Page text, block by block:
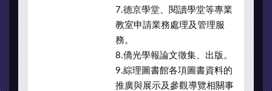
7.德京學堂、閱讀學堂等專業
教室申請業務處理及管理服
務。
8.僑光學報論文徵集、出版。
9.綜理圖書館各項圖書資料的
推廣與展示及參觀導覽相關事